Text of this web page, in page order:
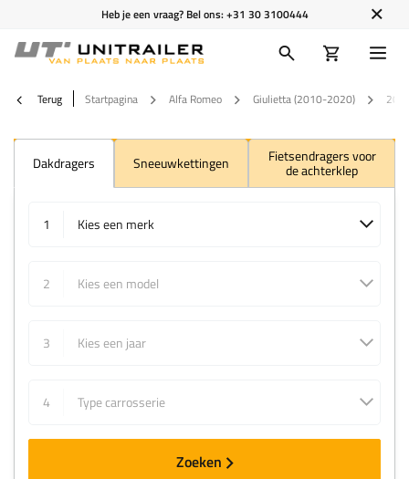
Heb je een vraag? Bel ons:+31 30 3100444
Terug Startpagina Alfa Romeo Giulietta (2010-2020)
Dakdragers Sneeuwkettingen Fietsendragers voor
de achterklep
1 Kies een merk
2 Kies een model
3 Kies een jaar
4 Type carrosserie
Zoeken